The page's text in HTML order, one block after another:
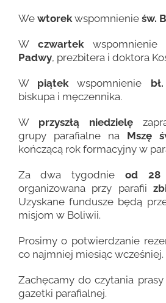
We wtorekwspomnienie św.
W czwartek
Padwy, prezbitera i doktora
W piątekwspomnienie
biskupa i męczennika.
W przyszłą niedzielę
grupy parafialne na Mszę
kończącą rok formacyjny w
Za dwa tygodnie od 28
organizowana przy parafii
Uzyskane fundusze będą
misjom w Boliwii.
Prosimy o potwierdzanie
co najmniej miesiąc wcześniej.
Zachęcamy do czytania
gazetki parafialnej.